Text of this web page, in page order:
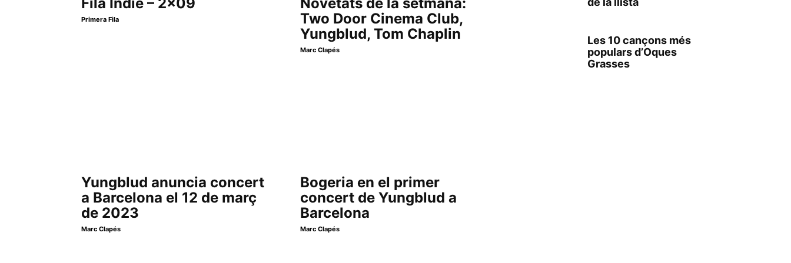
Primera Fila
Two Door Cinema Club,
Yungblud, Tom Chaplin
Marc Clapés
Yungblud anuncia concert
a Barcelona el 12 de març
de 2023
Marc Clapés
Bogeria en el primer
concert de Yungblud a
Barcelona
Marc Clapés
Les 10 cançons més
populars d’Oques
Grasses